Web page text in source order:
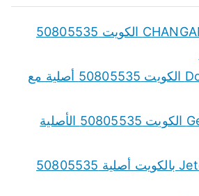
قطع غيار شانجان CHANGAN الكويت 50805535
قطع غيار دومي Domi الكويت 50805535 أصلية مع
قطع غيار جيلي Geely الكويت 50805535 الأصلية
قطع غيار جيتور Jetour بالكويت أصلية 50805535